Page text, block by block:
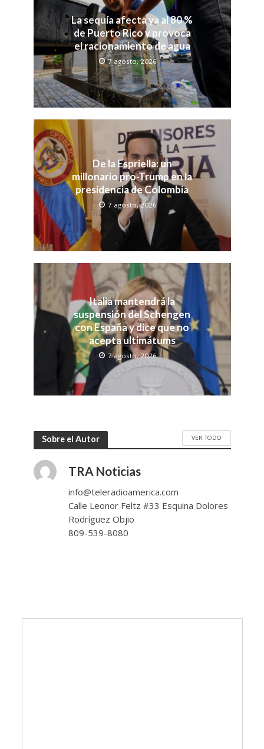
La sequía afecta ya al 80 %
de Puerto Rico y provoca
el racionamiento de agua
7 agosto, 2026
De la Espriella: un
millonario pro-Trump en la
presidencia de Colombia
7 agosto, 2026
Italia mantendrá la
suspensión del Schengen
con España y dice que no
acepta ultimátums
7 agosto, 2026
Sobre el Autor VER TODO
TRA Noticias
info@teleradioamerica.com
Calle Leonor Feltz #33 Esquina Dolores
Rodríguez Objio
809-539-8080